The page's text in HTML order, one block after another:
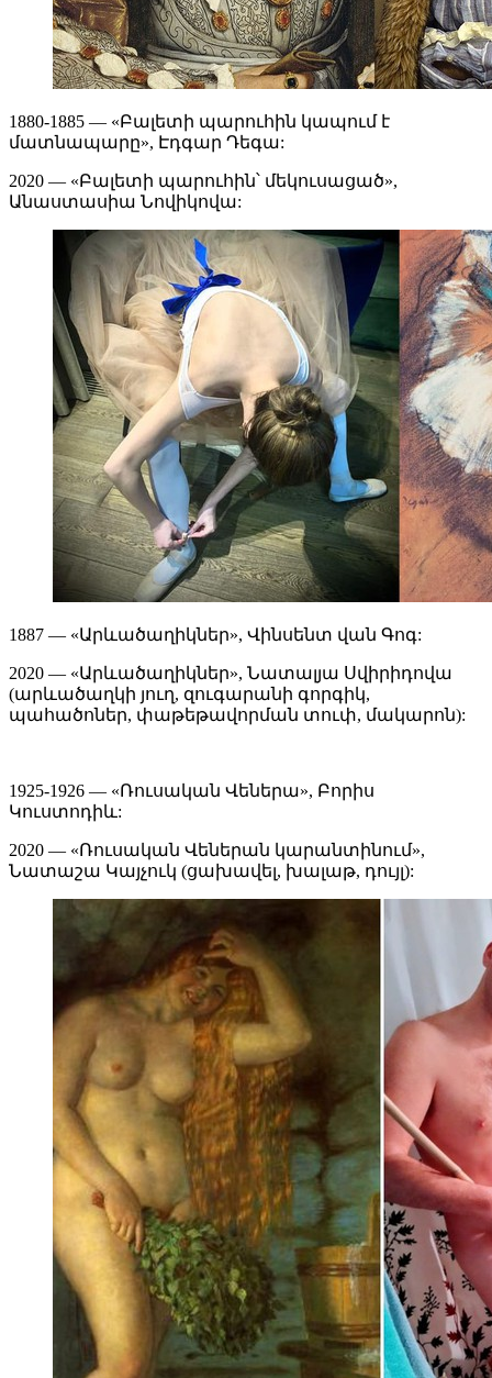
1880-1885 — «Բալետի պարուհին կապում է
մատնապարը», Էդգար Դեգա:
2020 — «Բալետի պարուհին՝ մեկուսացած»,
Անաստասիա Նովիկովա:
1887 — «Արևածաղիկներ», Վինսենտ վան Գոգ:
2020 — «Արևածաղիկներ», Նատալյա Սվիրիդովա
(արևածաղկի յուղ, զուգարանի գորգիկ,
պահածոներ, փաթեթավորման տուփ, մակարոն):
1925-1926 — «Ռուսական Վեներա», Բորիս
Կուստոդիև:
2020 — «Ռուսական Վեներան կարանտինում»,
Նատաշա Կայչուկ (ցախավել, խալաթ, դույլ):